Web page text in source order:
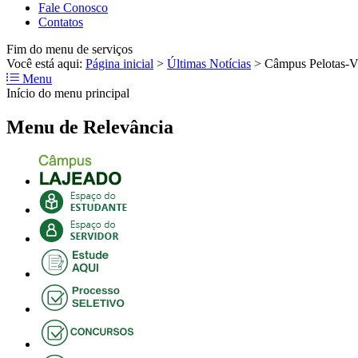
Fale Conosco
Contatos
Fim do menu de serviços
Você está aqui: Página inicial > Últimas Notícias > Câmpus Pelotas-
Menu
Início do menu principal
Menu de Relevância